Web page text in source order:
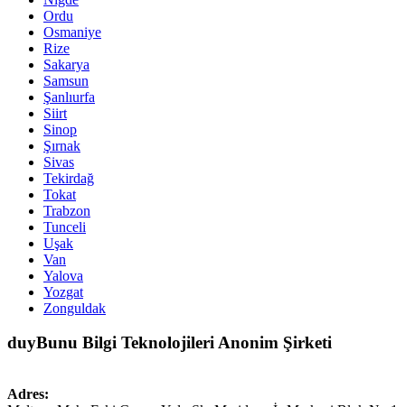
Ordu
Osmaniye
Rize
Sakarya
Samsun
Şanlıurfa
Siirt
Sinop
Şırnak
Sivas
Tekirdağ
Tokat
Trabzon
Tunceli
Uşak
Van
Yalova
Yozgat
Zonguldak
duyBunu Bilgi Teknolojileri Anonim Şirketi
Adres: